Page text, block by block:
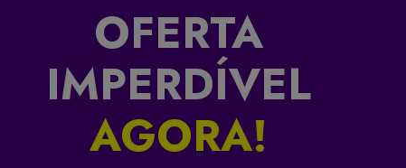
OFERTA
IMPERDÍVEL
AGORA!